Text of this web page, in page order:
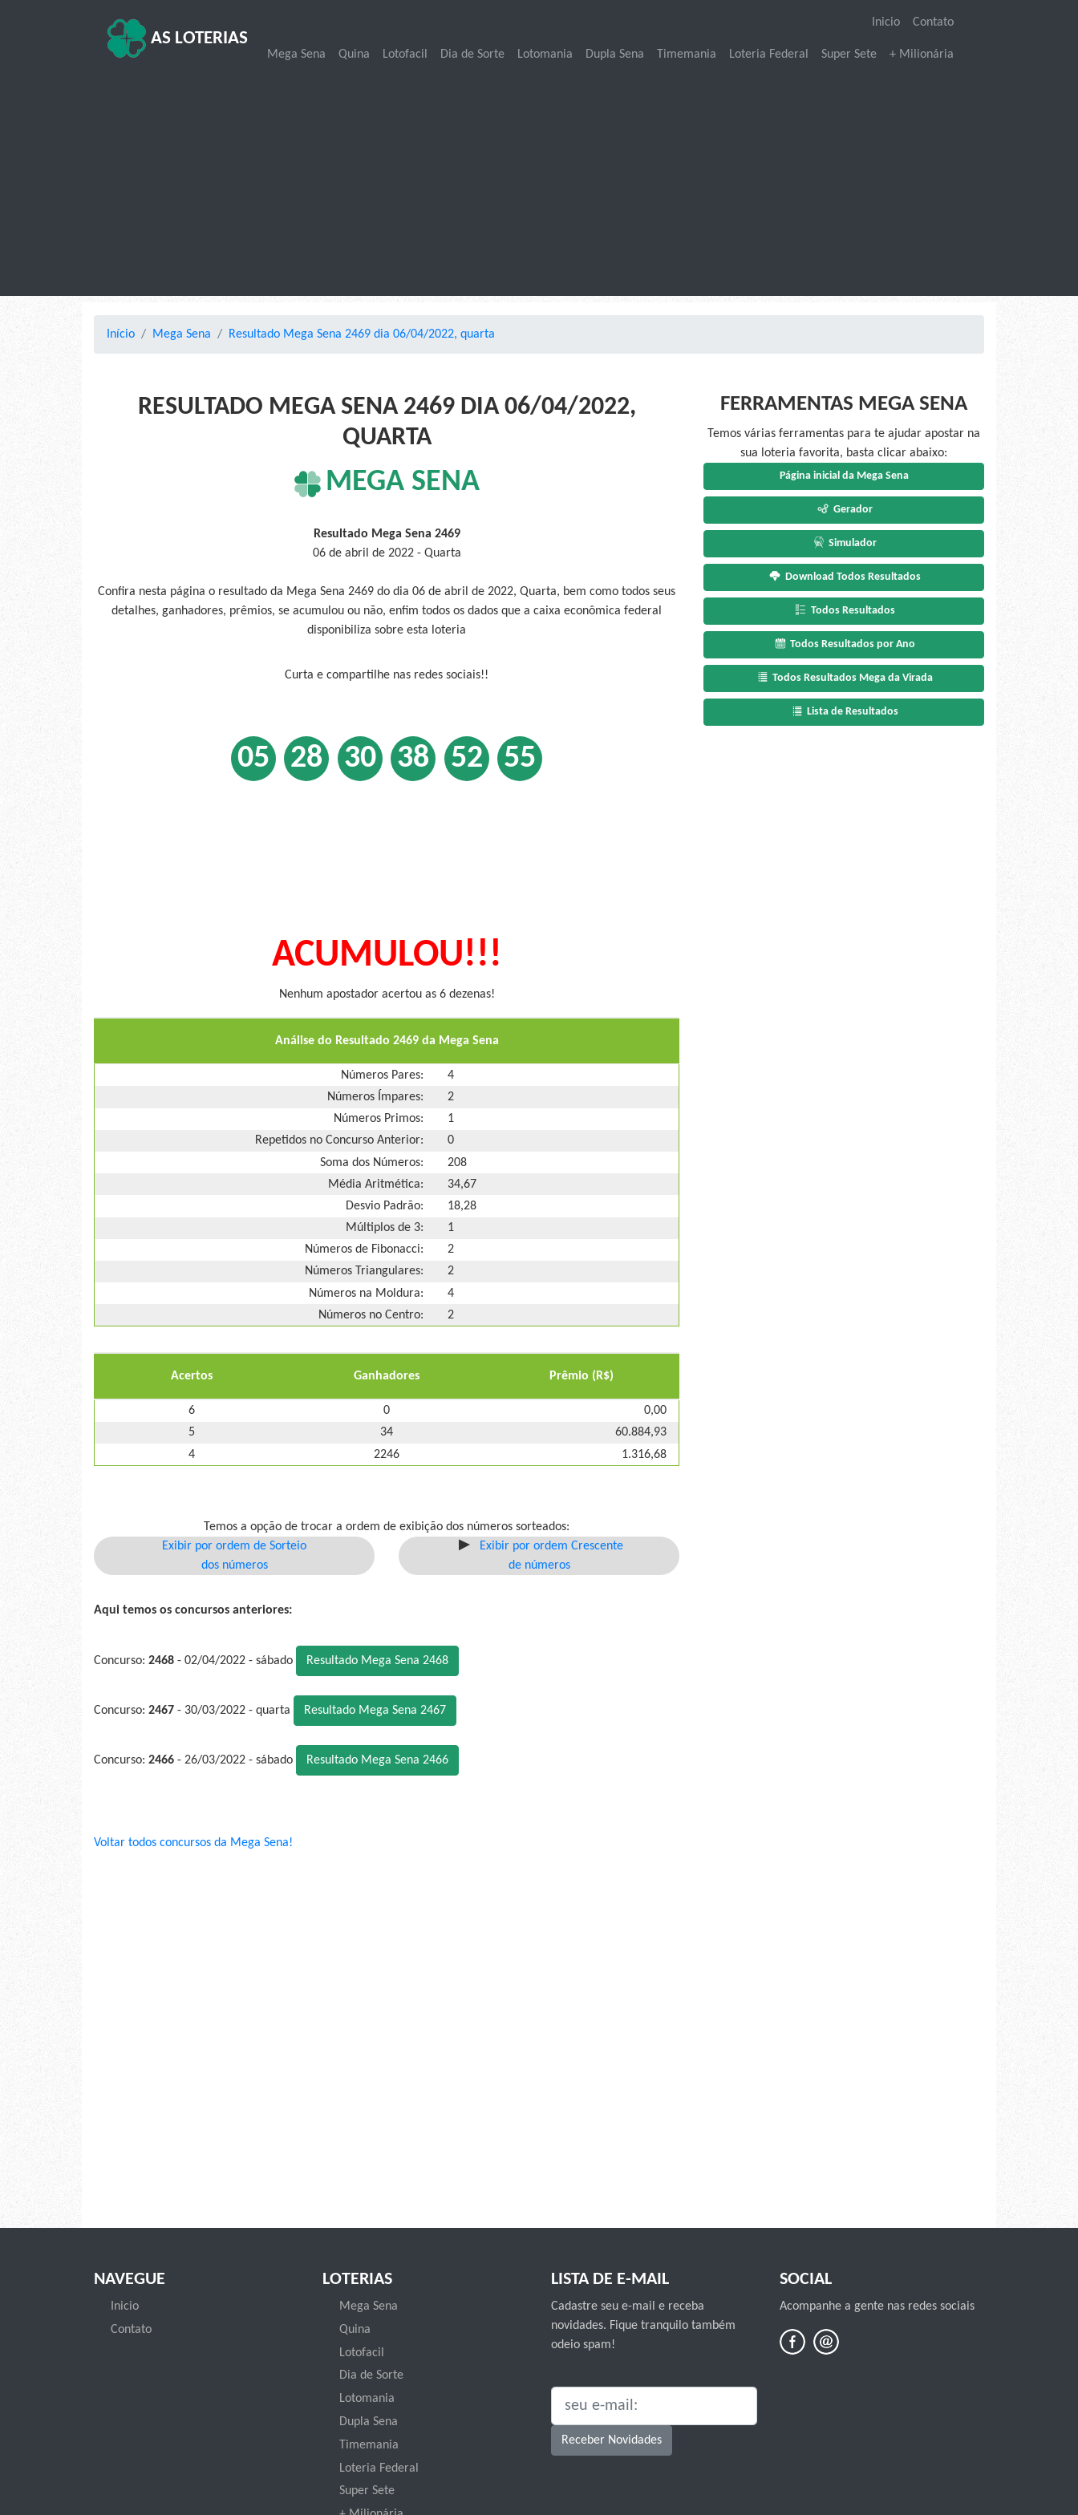
AS LOTERIAS
Inicio Contato
Mega Sena Quina Lotofacil Dia de Sorte Lotomania Dupla Sena Timemania Loteria Federal Super Sete + Milionária
Início Mega Sena Resultado Mega Sena 2469 dia 06/04/2022, quarta
RESULTADO MEGA SENA 2469 DIA 06/04/2022,
QUARTA
MEGA SENA
Resultado Mega Sena 2469
06 de abril de 2022 - Quarta
Confira nesta página o resultado da Mega Sena 2469 do dia 06 de abril de 2022, Quarta, bem como todos seus
detalhes, ganhadores, prêmios, se acumulou ou não, enfim todos os dados que a caixa econômica federal
disponibiliza sobre esta loteria
Curta e compartilhe nas redes sociais!!
05 28 30 38 52 55
ACUMULOU!!!
Nenhum apostador acertou as 6 dezenas!
Análise do Resultado 2469 da Mega Sena
Números Pares:
4
Números Ímpares:
2
Números Primos:
1
Repetidos no Concurso Anterior:
0
Soma dos Números:
208
Média Aritmética:
34,67
Desvio Padrão:
18,28
Múltiplos de 3:
1
Números de Fibonacci:
2
Números Triangulares:
2
Números na Moldura:
4
Números no Centro:
2
Acertos Ganhadores Prêmio (R$)
6 0
0,00
5
34
60.884,93
4
2246 1.316,68
Temos a opção de trocar a ordem de exibição dos números sorteados:
Exibir por ordem de Sorteio
dos números
Exibir por ordem Crescente
de números
Aqui temos os concursos anteriores:
Concurso: 2468 - 02/04/2022 - sábado Resultado Mega Sena 2468
Concurso: 2467 - 30/03/2022 - quarta Resultado Mega Sena 2467
Concurso: 2466 - 26/03/2022 - sábado Resultado Mega Sena 2466
Voltar todos concursos da Mega Sena!
FERRAMENTAS MEGA SENA
Temos várias ferramentas para te ajudar apostar na
sua loteria favorita, basta clicar abaixo:
Página inicial da Mega Sena
Gerador
Simulador
Download Todos Resultados
Todos Resultados
Todos Resultados por Ano
Todos Resultados Mega da Virada
Lista de Resultados
NAVEGUE
Inicio
Contato
LOTERIAS
Mega Sena
Quina
Lotofacil
Dia de Sorte
Lotomania
Dupla Sena
Timemania
Loteria Federal
Super Sete
LISTA DE E-MAIL
Cadastre seu e-mail e receba
novidades. Fique tranquilo também
odeio spam!
SEU E-MAIL:
Receber Novidades
SOCIAL
Acompanhe a gente nas redes sociais